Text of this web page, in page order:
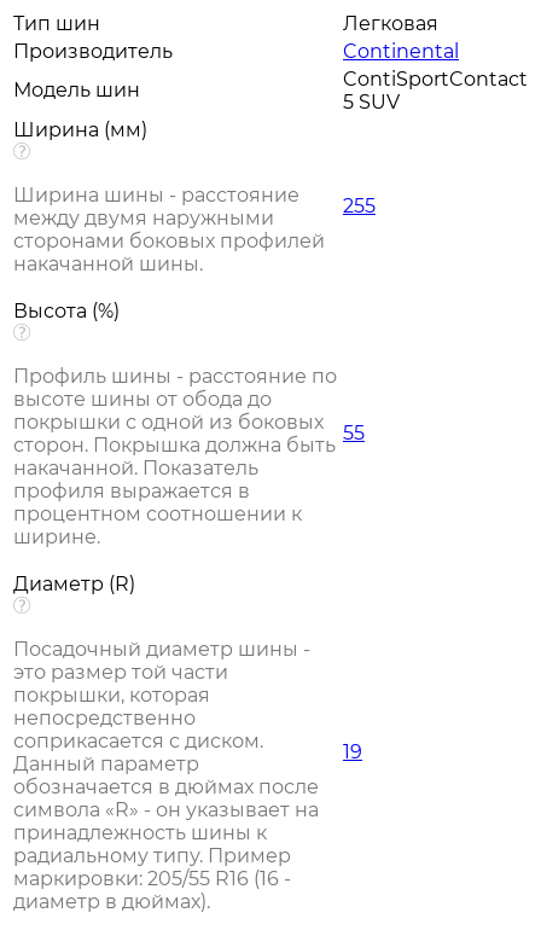
Тип шин
Легковая
Производитель
Continental
Модель шин
ContiSportContact
5 SUV
Ширина (мм)
Ширина шины - расстояние
между двумя наружными
сторонами боковых профилей
накачанной шины.
255
Высота (%)
Профиль шины - расстояние по
высоте шины от обода до
покрышки с одной из боковых
сторон. Покрышка должна быть
накачанной. Показатель
профиля выражается в
процентном соотношении к
ширине.
55
Диаметр (R)
Посадочный диаметр шины -
это размер той части
покрышки, которая
непосредственно
соприкасается с диском.
Данный параметр
обозначается в дюймах после
символа «R» - он указывает на
принадлежность шины к
радиальному типу. Пример
маркировки: 205/55 R16 (16 -
диаметр в дюймах).
19